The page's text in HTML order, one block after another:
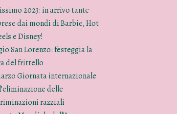
2023: in arrivo tante
dai mondi di Barbie, Hot
e Disney!
San Lorenzo: festeggia la
del frittello
Giornata internazionale
delle
razziali